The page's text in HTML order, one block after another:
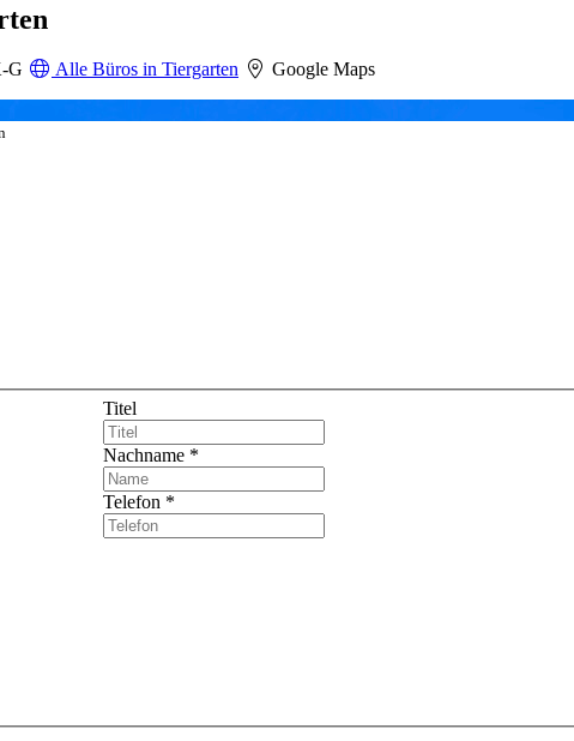
G Alle Büros in Tiergarten
Google Maps
Titel
Nachname *
Telefon *